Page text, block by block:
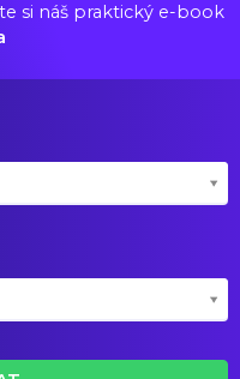
si náš praktický e-book